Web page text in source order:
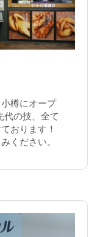
樽にオープ
代の技、全て
おります！
ください。